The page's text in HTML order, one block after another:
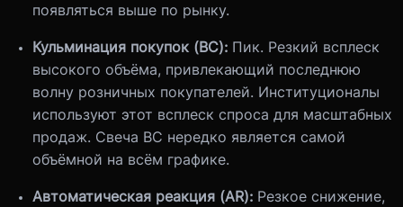
появляться выше по рынку.
Кульминация покупок (BC): Пик. Резкий всплеск
высокого объёма, привлекающий последнюю
волну розничных покупателей. Институционалы
используют этот всплеск спроса для масштабных
продаж. Свеча BC нередко является самой
объёмной на всём графике.
Автоматическая реакция (AR): Резкое снижение,